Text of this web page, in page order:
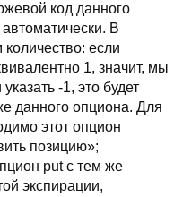
код данного
В
если
1, значит, мы
-1, это будет
данного опциона. Для
этот опцион
позицию»;
put с тем же
экспирации,